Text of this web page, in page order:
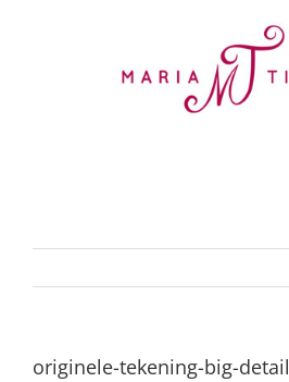
originele-tekening-big-detail